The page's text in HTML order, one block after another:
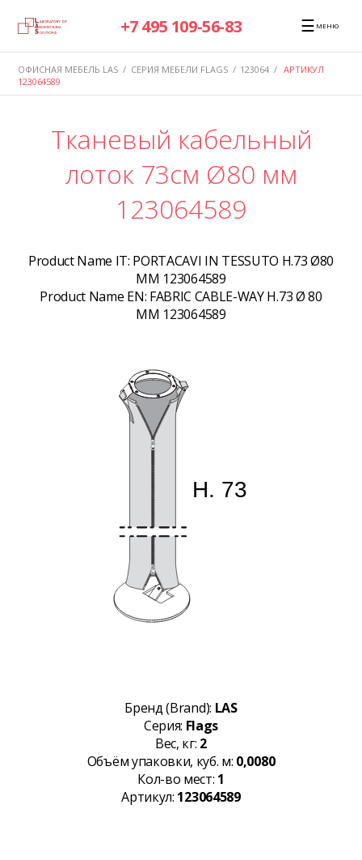
+7 495 109-56-83 ☰ МЕНЮ
ОФИСНАЯ МЕБЕЛЬ LAS / СЕРИЯ МЕБЕЛИ FLAGS / 123064 / АРТИКУЛ
123064589
Тканевый кабельный
лоток 73см Ø80 мм
123064589
Product Name IT: PORTACAVI IN TESSUTO H.73 Ø80
MM 123064589
Product Name EN: FABRIC CABLE-WAY H.73 Ø 80
MM 123064589
Бренд (Brand): LAS
Серия: Flags
Вес, кг: 2
Объём упаковки, куб. м: 0,0080
Кол-во мест: 1
Артикул: 123064589